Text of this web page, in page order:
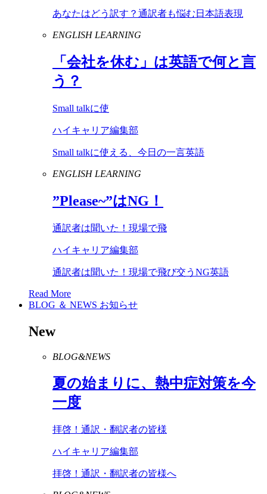
あなたはどう訳す？通訳者も悩む日本語表現
ENGLISH LEARNING
「会社を休む」は英語で何と言
う？
Small talkに使
ハイキャリア編集部
Small talkに使える、今日の一言英語
ENGLISH LEARNING
”Please~”はNG ！
通訳者は聞いた！現場で飛
ハイキャリア編集部
通訳者は聞いた！現場で飛び交うNG英語
Read More
BLOG ＆ NEWS お知らせ
New
BLOG&NEWS
夏の始まりに、熱中症対策を今
一度
拝啓！通訳・翻訳者の皆様
ハイキャリア編集部
拝啓！通訳・翻訳者の皆様へ